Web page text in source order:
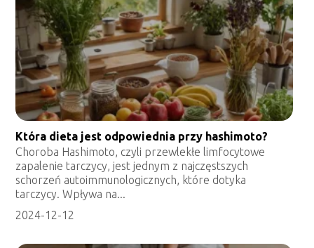
Która dieta jest odpowiednia przy hashimoto?
Choroba Hashimoto, czyli przewlekłe limfocytowe
zapalenie tarczycy, jest jednym z najczęstszych
schorzeń autoimmunologicznych, które dotyka
tarczycy. Wpływa na...
2024-12-12